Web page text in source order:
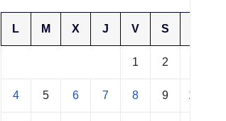
L M X J V S
1 2
4 5 6 7 8 9 10